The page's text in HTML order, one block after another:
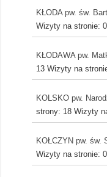
KŁODA pw. św.
Wizyty na stronie: 0
KŁODAWA pw.
13 Wizyty na
KOLSKO pw.
strony: 18 Wizyty
KOŁCZYN pw. św.
Wizyty na stronie: 0